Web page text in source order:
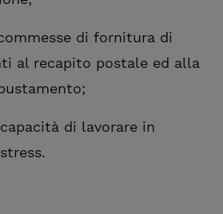
di fornitura di
al recapito postale ed alla
di lavorare in